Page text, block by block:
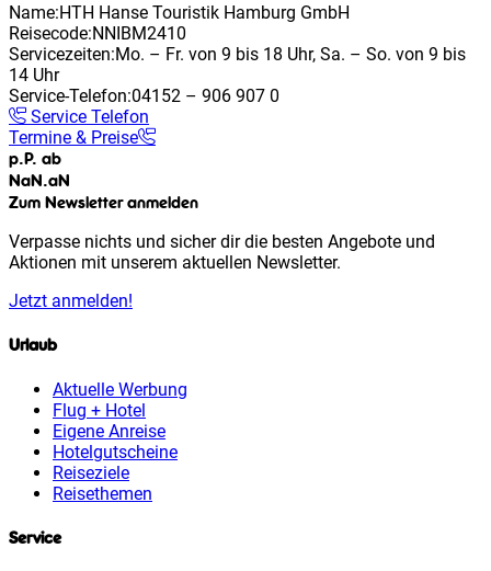
Name:HTH Hanse Touristik Hamburg GmbH
Reisecode:NNIBM2410
Servicezeiten:Mo. – Fr. von 9 bis 18 Uhr, Sa. – So. von 9 bis
14 Uhr
Service-Telefon:04152 – 906 907 0
Service Telefon
Termine & Preise
p.P. ab
NaN.aN
Zum Newsletter anmelden
Verpasse nichts und sicher dir die besten Angebote und
Aktionen mit unserem aktuellen Newsletter.
Jetzt anmelden!
Urlaub
Aktuelle Werbung
Flug + Hotel
Eigene Anreise
Hotelgutscheine
Reiseziele
Reisethemen
Service